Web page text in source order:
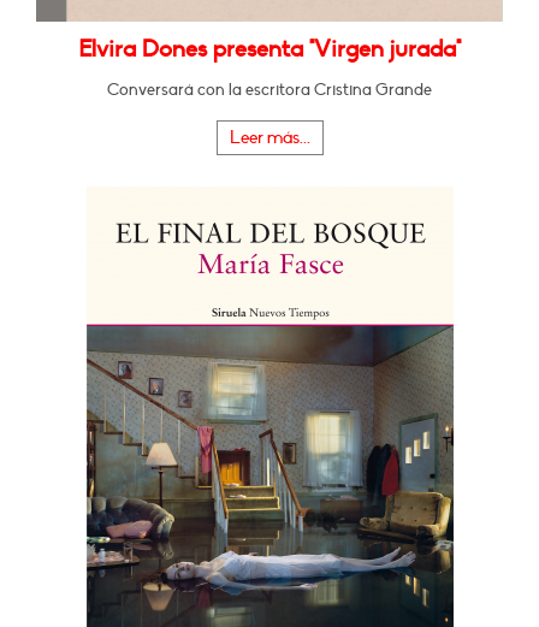
Elvira Dones presenta "Virgen jurada"
Conversará con la escritora Cristina Grande
Leer más...